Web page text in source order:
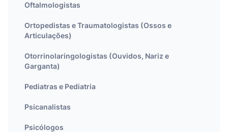
Oftalmologistas
Ortopedistas e Traumatologistas (Ossos e
Articulações)
Otorrinolaringologistas (Ouvidos, Nariz e
Garganta)
Pediatras e Pediatria
Psicanalistas
Psicólogos